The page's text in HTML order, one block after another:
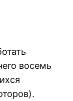
восемь